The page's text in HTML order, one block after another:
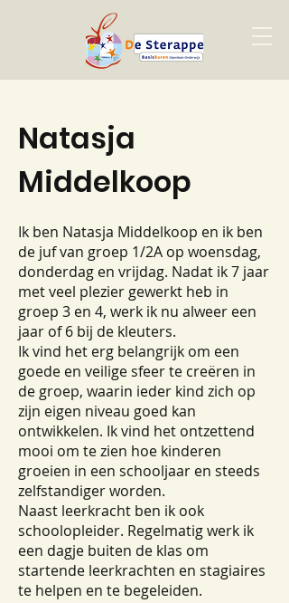
Natasja
Middelkoop
Ik ben Natasja Middelkoop en ik ben
de juf van groep 1/2A op woensdag,
donderdag en vrijdag. Nadat ik 7 jaar
met veel plezier gewerkt heb in
groep 3 en 4, werk ik nu alweer een
jaar of 6 bij de kleuters.
Ik vind het erg belangrijk om een
goede en veilige sfeer te creëren in
de groep, waarin ieder kind zich op
zijn eigen niveau goed kan
ontwikkelen. Ik vind het ontzettend
mooi om te zien hoe kinderen
groeien in een schooljaar en steeds
zelfstandiger worden.
Naast leerkracht ben ik ook
schoolopleider. Regelmatig werk ik
een dagje buiten de klas om
startende leerkrachten en stagiaires
te helpen en te begeleiden.